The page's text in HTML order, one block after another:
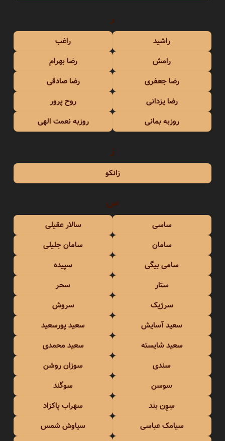
ر
راشید
راغب
رامش
رضا بهرام
رضا جعفری
رضا صادقی
رضا یزدانی
روح پرور
روزبه بمانی
روزبه نعمت الهی
ز
زانکو
س
ساسی
سالار عقیلی
سامان
سامان جلیلی
سامی بیگی
سپیده
ستار
سحر
سرژیک
سروش
سعید آسایش
سعید پورسعید
سعید شایسته
سعید محمدی
سندی
سوزان روشن
سوسن
سوگند
سِوِن بند
سهراب پاکزاد
سیامک عباسی
سیاوش شمس